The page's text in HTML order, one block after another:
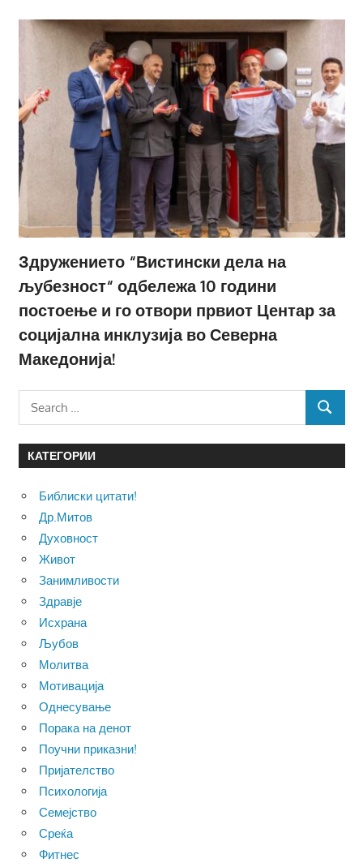
Здружението “Вистински дела на
љубезност“ одбележа 10 години
постоење и го отвори првиот Центар за
социјална инклузија во Северна
Македонија!
SEARCH
КАТЕГОРИИ
Библиски цитати!
Др.Митов
Духовност
Живот
Занимливости
Здравје
Исхрана
Љубов
Молитва
Мотивација
Однесување
Порака на денот
Поучни приказни!
Пријателство
Психологија
Семејство
Среќа
Фитнес